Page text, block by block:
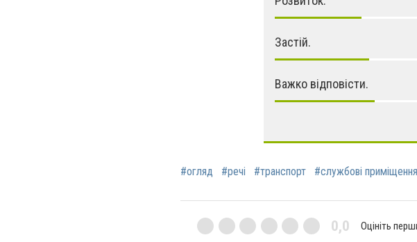
Застій.
Важко відповісти.
#огляд #речі #транспорт #службові приміщення
0,0 Оцініть